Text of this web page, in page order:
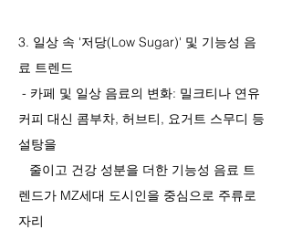
3. 일상 속 '저당(Low Sugar)' 및 기능성 음
료 트렌드
- 카페 및 일상 음료의 변화: 밀크티나 연유
커피 대신 콤부차, 허브티, 요거트 스무디 등
설탕을
줄이고 건강 성분을 더한 기능성 음료 트
렌드가 MZ세대 도시인을 중심으로 주류로
자리